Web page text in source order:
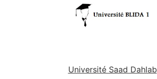
Université Saad Dahlab